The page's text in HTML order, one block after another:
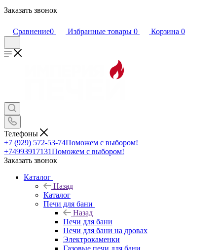
Заказать звонок
Сравнение0 Избранные товары 0 Корзина 0
Телефоны
+7 (929) 572-53-74Поможем с выбором!
+74993917131Поможем с выбором!
Заказать звонок
Каталог
Назад
Каталог
Печи для бани
Назад
Печи для бани
Печи для бани на дровах
Электрокаменки
Газовые печи для бани